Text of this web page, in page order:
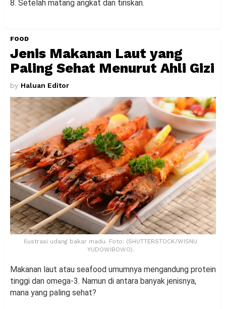
8. Setelah matang angkat dan tiriskan.
FOOD
Jenis Makanan Laut yang
Paling Sehat Menurut Ahli Gizi
by Haluan Editor
Ilustrasi udang bakar madu. Foto: (SHUTTERSTOCK/WISNU
YUDOWIBOWO).
Makanan laut atau seafood umumnya mengandung protein
tinggi dan omega-3. Namun di antara banyak jenisnya,
mana yang paling sehat?